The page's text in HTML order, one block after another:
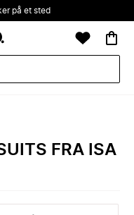
på et sted
FRA ISA